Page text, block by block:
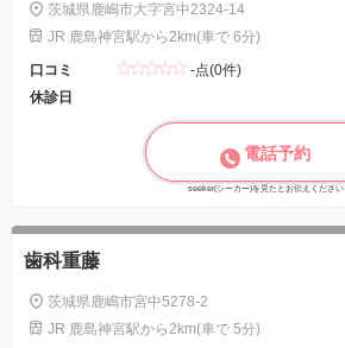
茨城県鹿嶋市大字宮中2324-14
JR 鹿島神宮駅から2km(車で 6分)
口コミ
-点(0件)
休診日
電話予約
seeker(シーカー)を見たとお伝えください
歯科重藤
茨城県鹿嶋市宮中5278-2
JR 鹿島神宮駅から2km(車で 5分)